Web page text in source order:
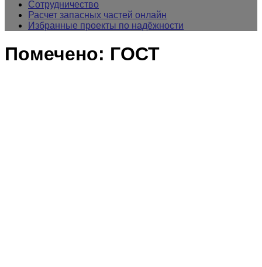
Сотрудничество
Расчет запасных частей онлайн
Избранные проекты по надёжности
Помечено: ГОСТ